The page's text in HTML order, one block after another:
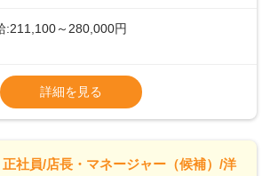
ンスフォーメーション）の取り組みを進
多様な働き方を提供し、ライフステージ
務時間や働きやすい環境を整えていま
:211,100～280,000円
業代全額支給
験に応じて応相談①ナショナル社員：月
円～②エリア社員 ：月給
詳細を見る
正社員/店長・マネージャー（候補）/洋